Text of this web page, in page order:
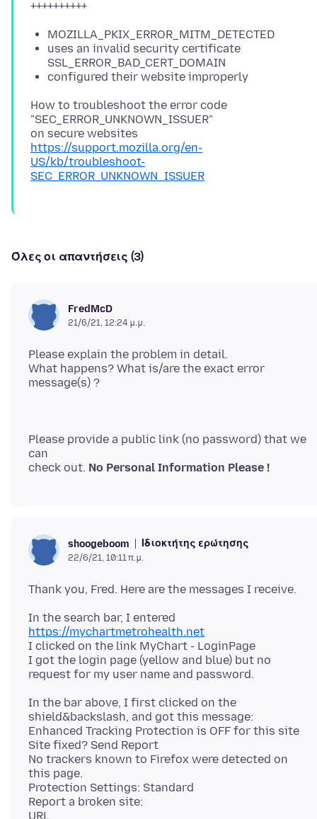
MOZILLA_PKIX_ERROR_MITM_DETECTED
uses an invalid security certificate
SSL_ERROR_BAD_CERT_DOMAIN
configured their website improperly
How to troubleshoot the error code
"SEC_ERROR_UNKNOWN_ISSUER"
https://support.mozilla.org/en-
US/kb/troubleshoot-
SEC_ERROR_UNKNOWN_ISSUER
Όλες οι απαντήσεις (3)
FredMcD
21/6/21, 12:24 μ.μ.
Please explain the problem in detail.
What happens? What is/are the exact error
Please provide a public link (no password) that we
can
check out. No Personal Information Please !
shoogeboom Ιδιοκτήτης ερώτησης
22/6/21, 10:11 π.μ.
In the search bar, I entered
https://mychartmetrohealth.net
I clicked on the link MyChart - LoginPage
I got the login page (yellow and blue) but no
In the bar above, I first clicked on the
shield&backslash, and got this message:
Enhanced Tracking Protection is OFF for this site
Site fixed? Send Report
No trackers known to Firefox were detected on
this page.
Protection Settings: Standard
Report a broken site:
URL